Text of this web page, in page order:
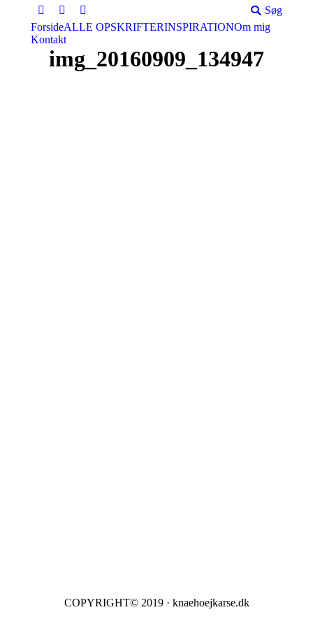
Facebook
InstagramPinterest
Søg:Søg
ForsideALLE OPSKRIFTERINSPIRATIONOm mig
Kontakt
img_20160909_134947
COPYRIGHT© 2019 · knaehoejkarse.dk